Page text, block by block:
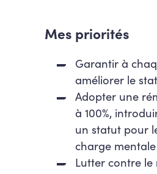
Mes priorités
Garantir à
améliorer le
Adopter une
à 100%,
un statut pour
charge
Lutter contre le